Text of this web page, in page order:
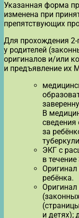
Указанная форма
изменена при
препятствующих
Для прохождения 2-
у родителей
оригиналов и/или
и предъявление их
В
за
ЭКГ с
в
ребёнка.
Оригинал
и детях);